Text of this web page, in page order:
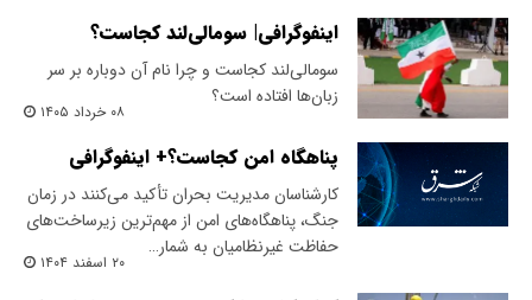
اینفوگرافی| سومالی‌لند کجاست؟
سومالی‌لند کجاست و چرا نام آن دوباره بر سر
زبان‌ها افتاده است؟
۰۸ خرداد ۱۴۰۵
پناهگاه امن کجاست؟+ اینفوگرافی
کارشناسان مدیریت بحران تأکید می‌کنند در زمان
جنگ، پناهگاه‌های امن از مهم‌ترین زیرساخت‌های
حفاظت غیرنظامیان به شمار…
۲۰ اسفند ۱۴۰۴